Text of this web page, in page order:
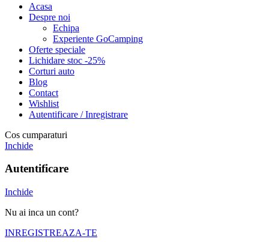
Acasa
Despre noi
Echipa
Experiente GoCamping
Oferte speciale
Lichidare stoc -25%
Corturi auto
Blog
Contact
Wishlist
Autentificare / Inregistrare
Cos cumparaturi
Inchide
Autentificare
Inchide
Nu ai inca un cont?
INREGISTREAZA-TE